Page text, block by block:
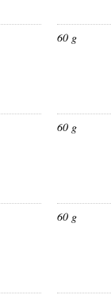
60 g
60 g
60 g